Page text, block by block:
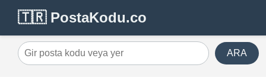
🇹🇷 PostaKodu.co
ARA